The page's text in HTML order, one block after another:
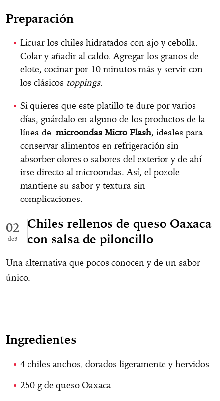
Preparación
Licuar los chiles hidratados con ajo y cebolla.
Colar y añadir al caldo. Agregar los granos de
elote, cocinar por 10 minutos más y servir con
los clásicos toppings.
Si quieres que este platillo te dure por varios
días, guárdalo en alguno de los productos de la
línea de microondas Micro Flash, ideales para
conservar alimentos en refrigeración sin
absorber olores o sabores del exterior y de ahí
irse directo al microondas. Así, el pozole
mantiene su sabor y textura sin
complicaciones.
02
3
Chiles rellenos de queso Oaxaca
con salsa de piloncillo
Una alternativa que pocos conocen y de un sabor
único.
Ingredientes
4 chiles anchos, dorados ligeramente y hervidos
250 g de queso Oaxaca